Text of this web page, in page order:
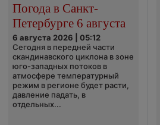
Погода в Санкт-
Петербурге 6 августа
6 августа 2026 | 05:12
Сегодня в передней части
скандинавского циклона в зоне
юго-западных потоков в
атмосфере температурный
режим в регионе будет расти,
давление падать, в
отдельных...